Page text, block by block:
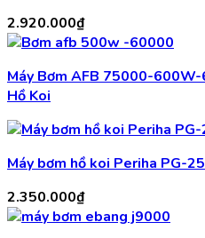
2.920.000₫
Máy Bơm AFB 75000-
Hồ Koi
Máy bơm hồ koi Periha PG-25
2.350.000₫